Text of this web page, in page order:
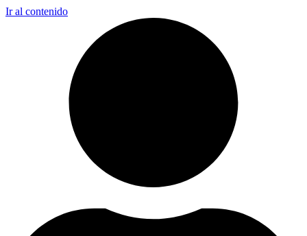
Ir al contenido